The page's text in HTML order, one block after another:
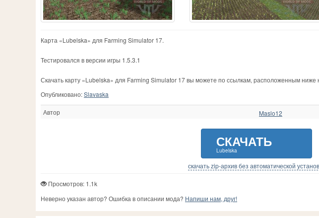
Карта «Lubelska» для Farming Simulator 17.
Тестировался в версии игры 1.5.3.1
Скачать карту «Lubelska» для Farming Simulator 17 вы можете по ссылкам, расположенным ниже
Опубликовано:Slavaska
Автор Maslo12
СКАЧАТЬ
Lubelska
скачать zip-архив без автоматической
Просмотров: 1.1k
Неверно указан автор? Ошибка в описании мода? Напиши нам, друг!